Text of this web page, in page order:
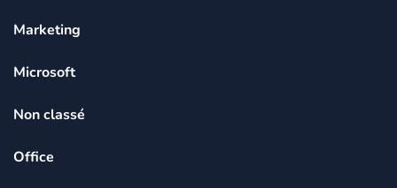
Marketing
Microsoft
Non classé
Office